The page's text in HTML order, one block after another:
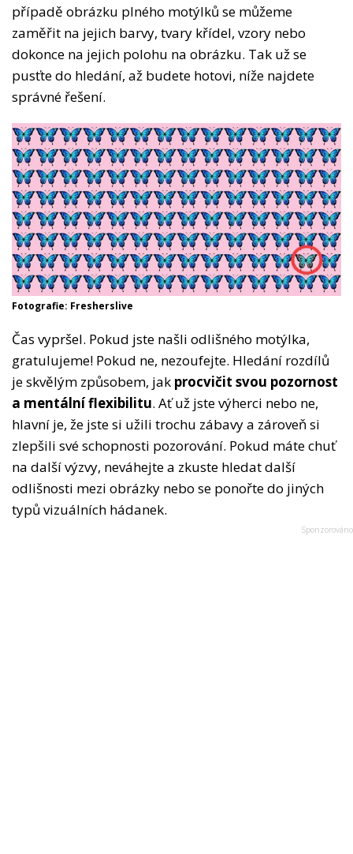
případě obrázku plného motýlků se můžeme
zaměřit na jejich barvy, tvary křídel, vzory nebo
dokonce na jejich polohu na obrázku. Tak už se
pusťte do hledání, až budete hotovi, níže najdete
správné řešení.
Fotografie: Fresherslive
Čas vypršel. Pokud jste našli odlišného motýlka,
gratulujeme! Pokud ne, nezoufejte. Hledání rozdílů
je skvělým způsobem, jak procvičit svou pozornost
a mentální flexibilitu. Ať už jste výherci nebo ne,
hlavní je, že jste si užili trochu zábavy a zároveň si
zlepšili své schopnosti pozorování. Pokud máte chuť
na další výzvy, neváhejte a zkuste hledat další
odlišnosti mezi obrázky nebo se ponořte do jiných
typů vizuálních hádanek.